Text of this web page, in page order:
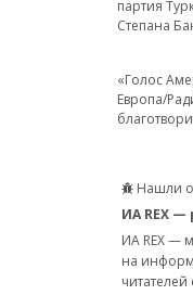
партия
Степана
«Голос
Европа/
Нашли
ИА REX —
ИА REX —
на